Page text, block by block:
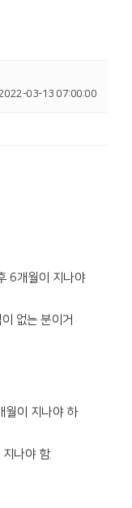
03-13 07:00:00
6개월이 지나야
없는 분이거
월이 지나야 하
나야 함.